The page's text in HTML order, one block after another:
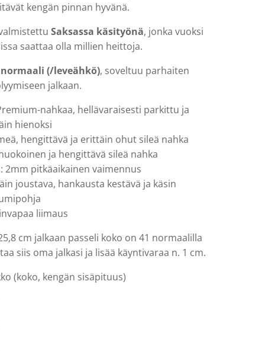
kengän pinnan hyvänä.
Saksassa käsityönä, jonka vuoksi
saattaa olla millien heittoja.
(/leveähkö), soveltuu parhaiten
jalkaan.
nahkaa, hellävaraisesti parkittu ja
hienoksi
hengittävä ja erittäin ohut sileä nahka
ja hengittävä sileä nahka
2mm pitkäaikainen vaimennus
joustava, hankausta kestävä ja käsin
liimaus
cm jalkaan passeli koko on 41 normaalilla
siis oma jalkasi ja lisää käyntivaraa n. 1 cm.
(koko, kengän sisäpituus)